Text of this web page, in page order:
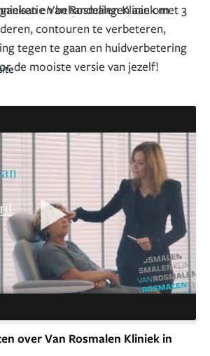
en behandelingen aan om
contouren te verbeteren,
tegen te gaan en huidverbetering
de mooiste versie van jezelf!
Van Rosmalen Kliniek met3
over Van Rosmalen Kliniek in